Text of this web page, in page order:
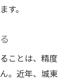
手法
析
方法
す。
ことは、精度
。近年、城東